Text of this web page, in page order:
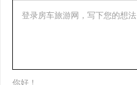
登录房车旅游网，写下您的想法
你好！